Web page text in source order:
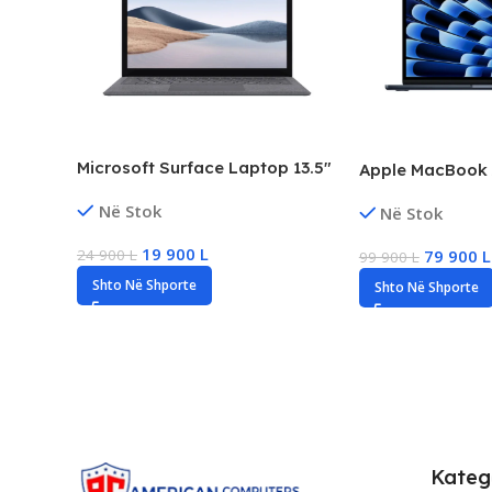
Microsoft Surface Laptop 13.5″
Intel i5 Gen7, 8GB RAM, 128GB
Në Stok
24 900L 19 900 L
Shto Në Shporte
Apple MacBook
256GB SSD, New
Në Stok
99 900L 79 900 L
Shto Në Shporte